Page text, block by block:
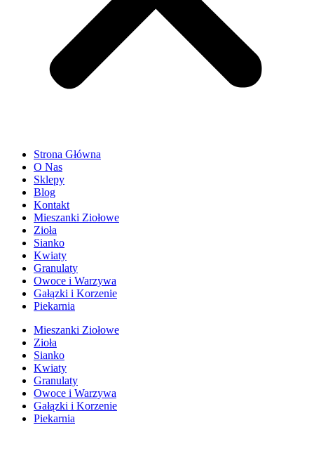
Strona Główna
O Nas
Sklepy
Blog
Kontakt
Mieszanki Ziołowe
Zioła
Sianko
Kwiaty
Granulaty
Owoce i Warzywa
Gałązki i Korzenie
Piekarnia
Mieszanki Ziołowe
Zioła
Sianko
Kwiaty
Granulaty
Owoce i Warzywa
Gałązki i Korzenie
Piekarnia